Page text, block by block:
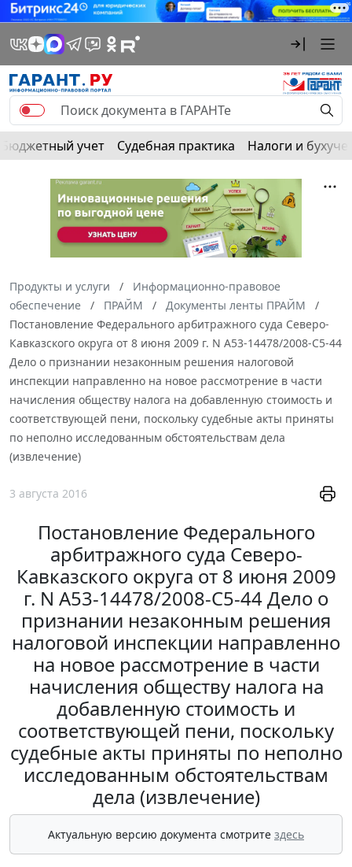
Бюджетный учет Судебная практика Налоги и
Продукты и услуги
Информационно-правовое
обеспечение
ПРАЙМ
Документы ленты ПРАЙМ
Постановление Федерального арбитражного суда Северо-
Кавказского округа от 8 июня 2009 г. N А53-14478/2008-С5-44
Дело о признании незаконным решения налоговой
инспекции направленно на новое рассмотрение в части
начисления обществу налога на добавленную стоимость и
соответствующей пени, поскольку судебные акты приняты
по неполно исследованным обстоятельствам дела
(извлечение)
3 августа 2016
Постановление Федерального
арбитражного суда Северо-
Кавказского округа от 8 июня 2009
г. N А53-14478/2008-С5-44 Дело о
признании незаконным решения
налоговой инспекции направленно
на новое рассмотрение в части
начисления обществу налога на
добавленную стоимость и
соответствующей пени, поскольку
судебные акты приняты по неполно
исследованным обстоятельствам
дела (извлечение)
Актуальную версию документа смотрите здесь